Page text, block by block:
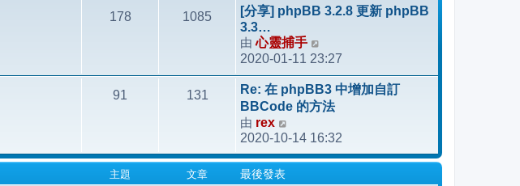
表
178 1085
[分享] phpBB 3.2.8 更新 phpBB
3.3…
由心靈捕手
視
最
後
發
表
2020-01-11 23:27
91 131
Re: 在 phpBB3 中增加自訂
BBCode 的方法
由 rex
視
最
2020-10-14 16:32
主題 文章 最後發表